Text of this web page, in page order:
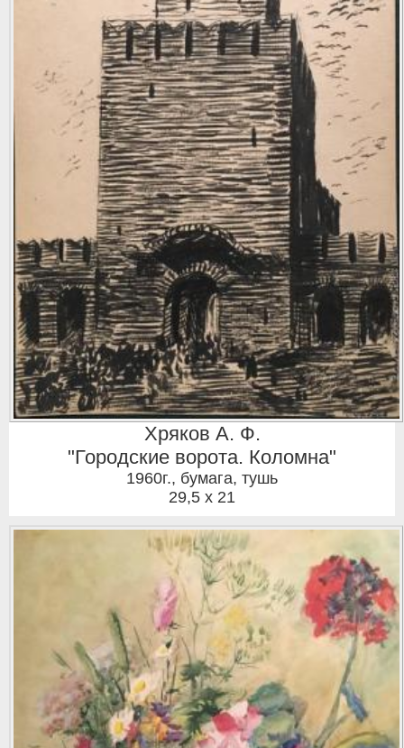
Хряков А. Ф.
"Городские ворота. Коломна"
1960г., бумага, тушь
29,5 x 21